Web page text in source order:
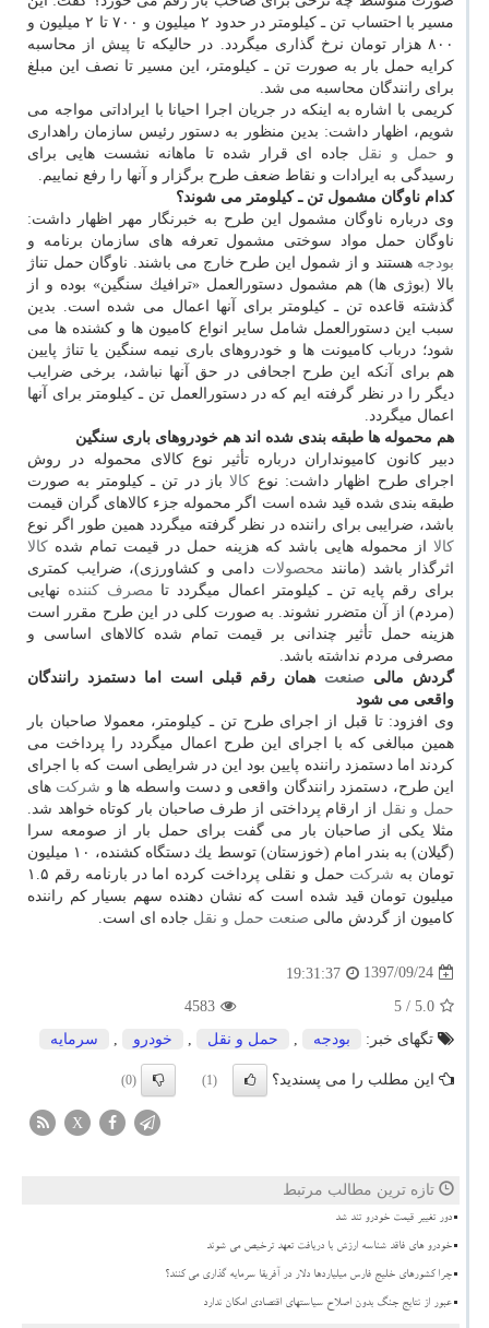
مسیر با احتساب تن ـ كیلومتر در حدود ۲ میلیون و ۷۰۰ تا ۲ میلیون و
۸۰۰ هزار تومان نرخ گذاری میگردد. در حالیكه تا پیش از محاسبه
كرایه حمل بار به صورت تن ـ كیلومتر، این مسیر تا نصف این مبلغ
برای رانندگان محاسبه می شد.
كریمی با اشاره به اینكه در جریان اجرا احیانا با ایراداتی مواجه می
شویم، اظهار داشت: بدین منظور به دستور رئیس سازمان راهداری
و حمل و نقل جاده ای قرار شده تا ماهانه نشست هایی برای
رسیدگی به ایرادات و نقاط ضعف طرح برگزار و آنها را رفع نماییم.
كدام ناوگان مشمول تن ـ كیلومتر می شوند؟
وی درباره ناوگان مشمول این طرح به خبرنگار مهر اظهار داشت:
ناوگان حمل مواد سوختی مشمول تعرفه های سازمان برنامه و
بودجه هستند و از شمول این طرح خارج می باشند. ناوگان حمل تناژ
بالا (بوژی ها) هم مشمول دستورالعمل «ترافیك سنگین» بوده و از
گذشته قاعده تن ـ كیلومتر برای آنها اعمال می شده است. بدین
سبب این دستورالعمل شامل سایر انواع كامیون ها و كشنده ها می
شود؛ درباب كامیونت ها و خودروهای باری نیمه سنگین یا تناژ پایین
هم برای آنكه این طرح اجحافی در حق آنها نباشد، برخی ضرایب
دیگر را در نظر گرفته ایم كه در دستورالعمل تن ـ كیلومتر برای آنها
اعمال میگردد.
هم محموله ها طبقه بندی شده اند هم خودروهای باری سنگین
دبیر كانون كامیونداران درباره تأثیر نوع كالای محموله در روش
اجرای طرح اظهار داشت: نوع كالاباز در تن ـ كیلومتر به صورت
طبقه بندی شده قید شده است اگر محموله جزء كالاهای گران قیمت
باشد، ضرایبی برای راننده در نظر گرفته میگردد همین طور اگر نوع
كالا از محموله هایی باشد كه هزینه حمل در قیمت تمام شده كالا
اثرگذار باشد (مانند محصولات دامی و كشاورزی)، ضرایب كمتری
برای رقم پایه تن ـ كیلومتر اعمال میگردد تا مصرف كننده نهایی
(مردم) از آن متضرر نشوند. به صورت كلی در این طرح مقرر است
هزینه حمل تأثیر چندانی بر قیمت تمام شده كالاهای اساسی و
مصرفی مردم نداشته باشد.
گردش مالی صنعت همان رقم قبلی است اما دستمزد رانندگان
واقعی می شود
وی افزود: تا قبل از اجرای طرح تن ـ كیلومتر، معمولا صاحبان بار
همین مبالغی كه با اجرای این طرح اعمال میگردد را پرداخت می
كردند اما دستمزد راننده پایین بود این در شرایطی است كه با اجرای
این طرح، دستمزد رانندگان واقعی و دست واسطه ها و شركت های
حمل و نقل از ارقام پرداختی از طرف صاحبان بار كوتاه خواهد شد.
مثلا یكی از صاحبان بار می گفت برای حمل بار از صومعه سرا
(گیلان) به بندر امام (خوزستان) توسط یك دستگاه كشنده، ۱۰ میلیون
تومان به شركت
حمل و نقلی پرداخت كرده اما در بارنامه رقم ۱.۵
میلیون تومان قید شده است كه نشان دهنده سهم بسیار كم راننده
كامیون از گردش مالی صنعت حمل و نقل جاده ای است.
1397/09/24
19:31:37
5.0
/ 5
4583
تگهای خبر:
بودجه , حمل و نقل , خودرو , سرمایه
این مطلب را می پسندید؟ (1)
(0)
X
تازه ترین مطالب مرتبط
دور تغییر قیمت خودرو تند شد
خودرو های فاقد شناسه ارزش با دریافت تعهد ترخیص می شوند
چرا کشورهای خلیج فارس میلیاردها دلار در آفریقا سرمایه گذاری می کنند؟
عبور از نتایج جنگ بدون اصلاح سیاستهای اقتصادی امکان ندارد